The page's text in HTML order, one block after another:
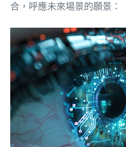
合，呼應未來場景的願景：